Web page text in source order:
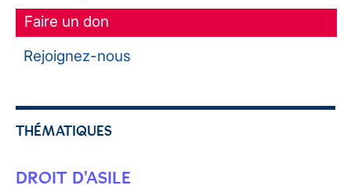
Faire un don
Rejoignez-nous
THÉMATIQUES
DROIT D'ASILE